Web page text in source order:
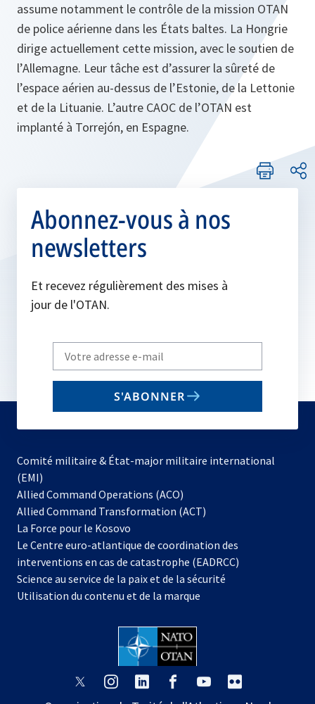
assume notamment le contrôle de la mission OTAN
de police aérienne dans les États baltes. La Hongrie
dirige actuellement cette mission, avec le soutien de
l’Allemagne. Leur tâche est d’assurer la sûreté de
l’espace aérien au-dessus de l’Estonie, de la Lettonie
et de la Lituanie. L’autre CAOC de l’OTAN est
implanté à Torrejón, en Espagne.
Abonnez-vous à nos
newsletters
Et recevez régulièrement des mises à
jour de l'OTAN.
Write
your
email
S'ABONNER
Comité militaire & État-major militaire international
(EMI)
Allied Command Operations (ACO)
dans
nouvel
onglet
Allied Command Transformation (ACT)
La Force pour le Kosovo
dans
un
nouvel
onglet
Le Centre euro-atlantique de coordination des
interventions en cas de catastrophe (EADRCC)
Science au service de la paix et de la sécurité
Utilisation du contenu et de la marque
s’ouvres’ouvres’ouvres’ouvres’ouvre